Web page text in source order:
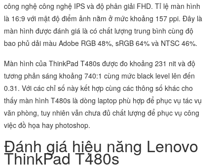
công nghệ công nghệ IPS và độ phân giải FHD. Tỉ lệ màn hình
là 16:9 với mật độ điểm ảnh nằm ở mức khoảng 157 ppi. Đây là
màn hình được đánh giá là có chất lượng trung bình cùng độ
bao phủ dải màu Adobe RGB 48%, sRGB 64% và NTSC 46%.
Màn hình của ThinkPad T480s được đo khoảng 231 nit và độ
tương phản sáng khoảng 740:1 cùng mức black level lên đến
0.31. Với các chỉ số này kết hợp cùng các thông số khác cho
thấy màn hình T480s là dòng laptop phù hợp để phục vụ tác vụ
văn phòng, tuy nhiên vẫn chưa đủ chất lượng để phục vụ công
việc đồ họa hay photoshop.
Đánh giá hiệu năng Lenovo
ThinkPad T480s